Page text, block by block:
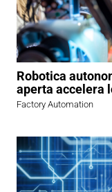
Robotica
aperta accelera
Factory Automation